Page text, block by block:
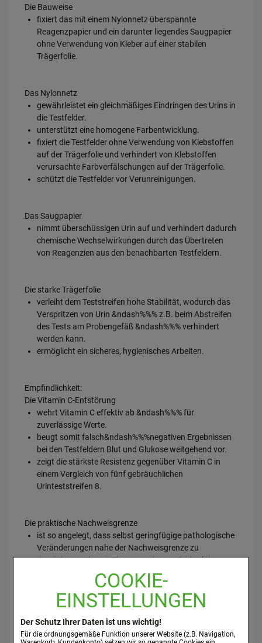
COOKIE-
EINSTELLUNGEN
Der Schutz Ihrer Daten ist uns wichtig!
Für die ordnungsgemäße Funktion unserer Website (z.B. Navigation,
Die Bauweise
fixiert das mit einem Nylonnetz überspannte
Reagenzpapier und ein darunter liegendes Saugpapier
ohne Verwendung von Kleber auf einer stabilen
Trägerfolie.
Das Nylonnetz
gewährleistet ein gleichmäßiges Eindringen des Urins in
die Testfelder.
unterstützt eine homogene Farbentwicklung.
fixiert die Testfelder ohne Verwendung von Klebstoffen
auf der Trägerfolie und verhindert von Klebstoffen
verursachte Farbverfälschungen auf der Trägerfolie.
schützt die Testfelder vor Verunreinigungen.
Das Saugpapier
nimmt überschüssigen Urin auf und verhindert dadurch
chemische Wechselwirkungen durch das Übertreten
von Reagenzien aus den benachbarten Testfeldern.
Die starke Trägerfolie
verleiht dem Teststreifen hohe Stabilität, wodurch das
Verspritzen von Urin &ndash%%% z.B. beim Abstreifen
des Tests am Probengefäß &ndash%%% verhindert
werden kann.
ermöglicht ein sicheres, hygienisches Arbeiten.
Empfindlichkeit:
Die Vitamin C-Entstörung
wehrt Vitamin C effektiv ab &ndash%%% für
zuverlässige Werte.
beugt somit falsch&ndash%%%negativen Ergebnissen
bei den Testfeldern Blut und Glukose weitgehend vor.
zeigt die stärkste Resistenz gegenüber Vitamin C in
einem Vergleich von fünf gebräuchlichen
Urinteststreifen 8.
Die praktische Nachweisgrenze
ist so angelegt, dass selbst geringfügige pathologische
Veränderungen nahe der Nachweisgrenze zu
deutlichen Farbveränderungen der Testfelder führen.
Testauswertung:
Das Ablesen der Testergebnisse
erfolgt für alle Testfelder gleichzeitig nach 60
&ndash%%% 120 Sekunden Reaktionszeit.